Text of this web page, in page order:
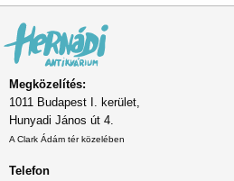
Megközelítés:
1011 Budapest I. kerület,
Hunyadi János út 4.
A Clark Ádám tér közelében
Telefon